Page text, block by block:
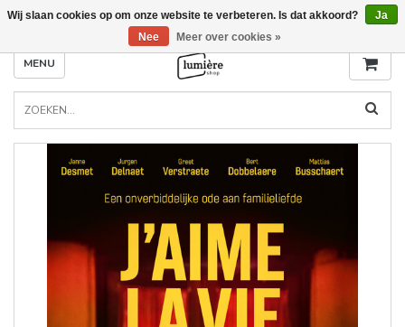
MENU
Wij slaan cookies op om onze website te verbeteren. Is dat akkoord?
Ja
Nee
Meer over cookies »